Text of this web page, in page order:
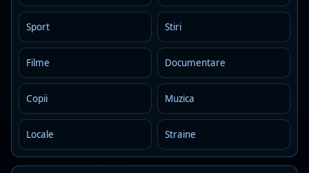
Sport Stiri
Filme Documentare
Copii Muzica
Locale Straine
ROMÂNIA Actualități
AAC+ · 96 kbps · Bucuresti
Live
folk national
news
Asculta
MP3 · 128 kbps